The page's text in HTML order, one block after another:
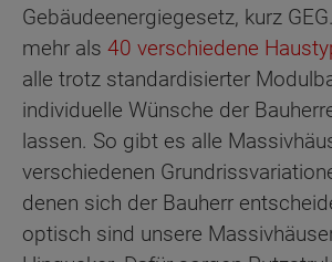
Gebäudeenergiegesetz, kurz
mehr als 40 verschiedene
alle trotz standardisierter
individuelle Wünsche der
lassen. So gibt es alle
verschiedenen
denen sich der Bauherr
optisch sind unsere